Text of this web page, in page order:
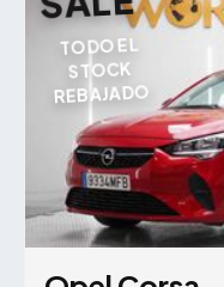
TODO EL
STOCK
REBAJADO